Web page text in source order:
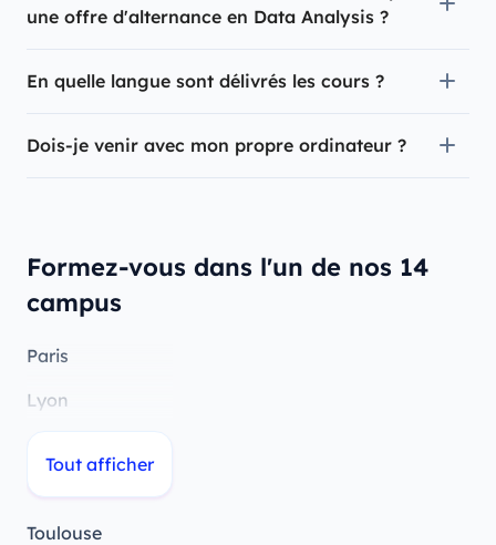
une offre d'alternance en Data Analysis ?
En quelle langue sont délivrés les cours ?
Dois-je venir avec mon propre ordinateur ?
Formez-vous dans l'un de nos 14
campus
Tout afficher
Paris
Lyon
Toulouse